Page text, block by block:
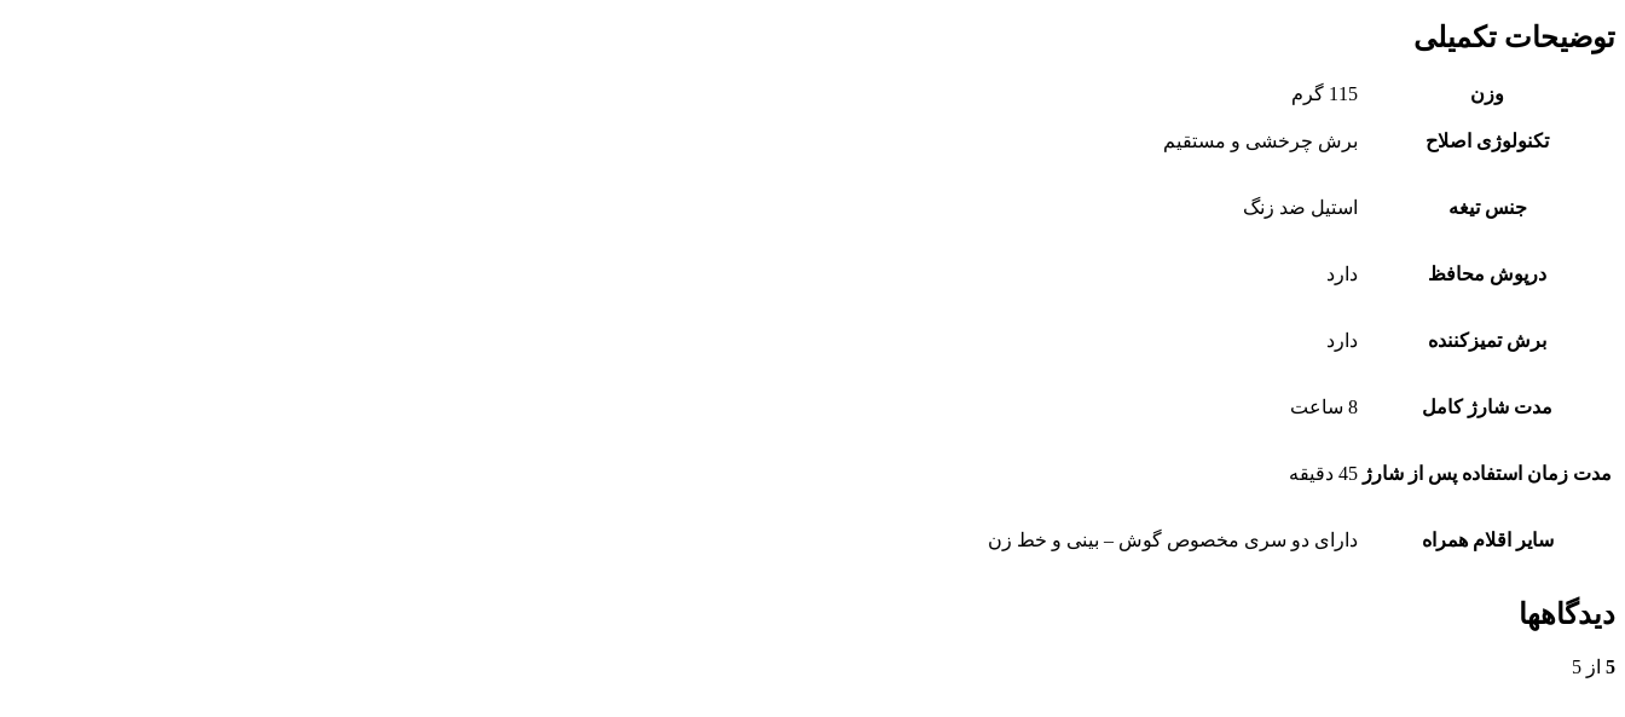
توضیحات تکمیلی
وزن 115 گرم
تکنولوژی اصلاح برش چرخشی و مستقیم
جنس تیغه استیل ضد زنگ
درپوش محافظ دارد
برش تمیزکننده دارد
مدت شارژ کامل 8 ساعت
مدت زمان استفاده پس از شارژ 45 دقیقه
سایر اقلام همراه دارای دو سری مخصوص گوش – بینی و خط زن
دیدگاهها
5 از 5